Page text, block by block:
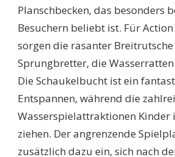
Planschbecken, das besonders
Besuchern beliebt ist. Für
sorgen die rasanter
Sprungbretter, die
Die Schaukelbucht ist ein
Entspannen, während die
Wasserspielattraktionen Kinder
ziehen. Der angrenzende
zusätzlich dazu ein, sich nach